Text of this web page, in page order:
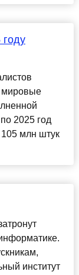
году
мировые
2025 год
млн штук
институт